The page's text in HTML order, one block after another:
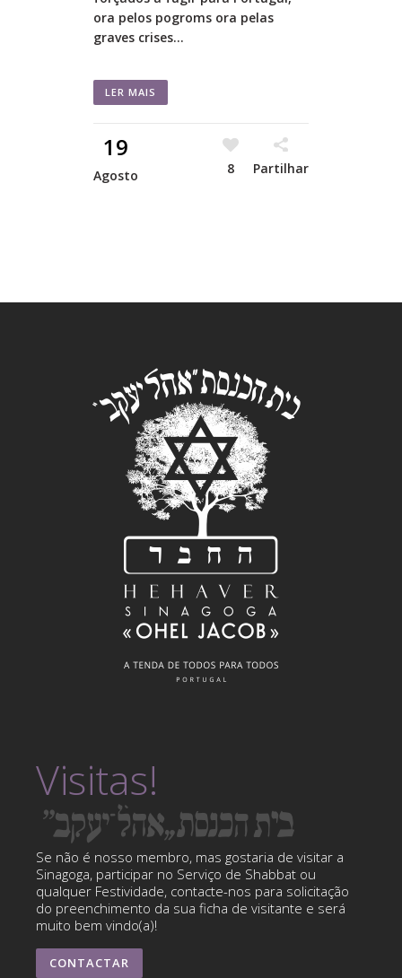
ora pelos pogroms ora pelas
graves crises...
LER MAIS
19
Agosto 8 Partilhar
Visitas!
Se não é nosso membro, mas gostaria de visitar a
Sinagoga, participar no Serviço de Shabbat ou
qualquer Festividade, contacte-nos para solicitação
do preenchimento da sua ficha de visitante e será
muito bem vindo(a)!
CONTACTAR